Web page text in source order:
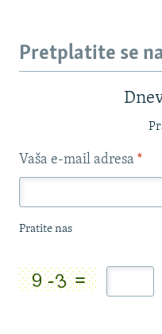
Pretplatite se
Vaša e-mail adresa *
Pratite nas